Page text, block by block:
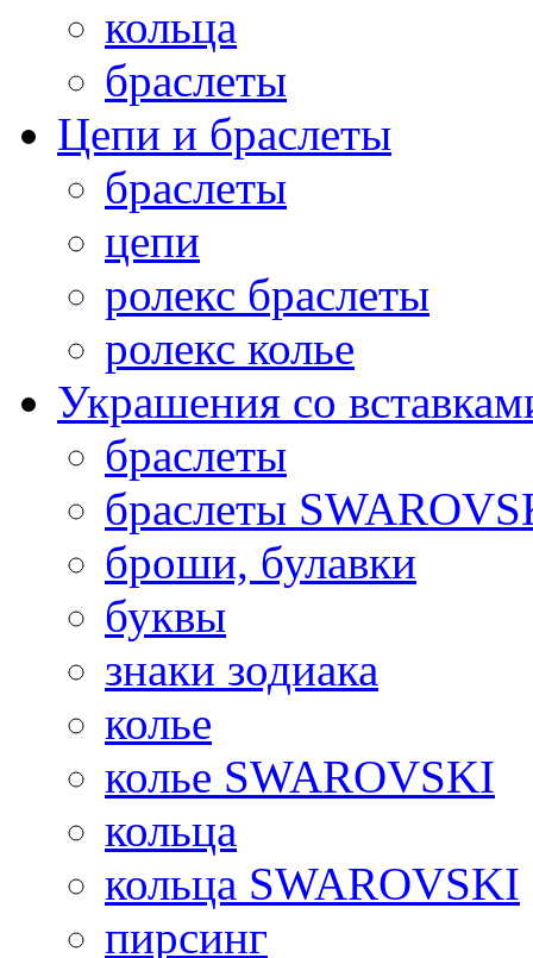
кольца
браслеты
Цепи и браслеты
браслеты
цепи
ролекс браслеты
ролекс колье
Украшения со
браслеты
браслеты
броши, булавки
буквы
знаки зодиака
колье
колье SWAROVSKI
кольца
кольца SWAROVSKI
пирсинг